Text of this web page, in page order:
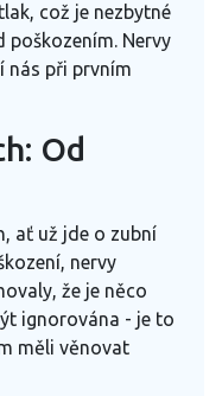
což je nezbytné
poškozením. Nervy
nás při prvním
Od
ať už jde o zubní
nervy
že je něco
ignorována - je to
měli věnovat